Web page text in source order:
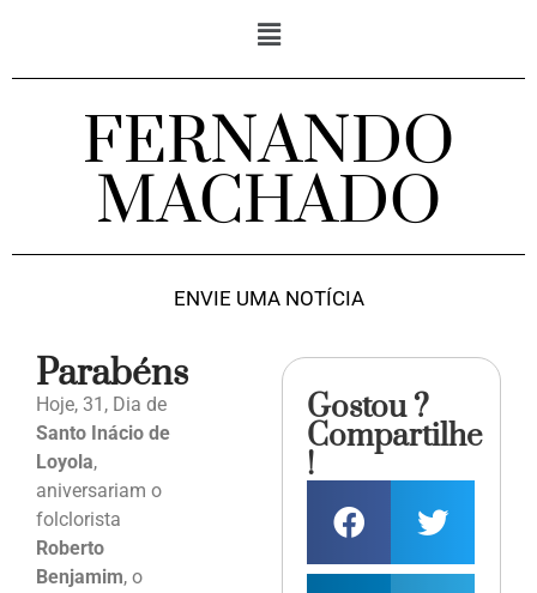
FERNANDO
MACHADO
ENVIE UMA NOTÍCIA
Parabéns
Hoje, 31, Dia de
Santo Inácio de
Loyola,
aniversariam o
folclorista
Roberto
Benjamim, o
Gostou ?
Compartilhe
!